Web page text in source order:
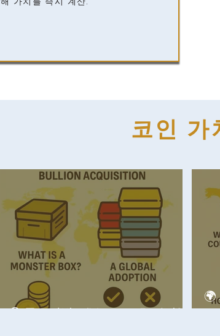
코인
🟡 몬스터박스(Monster Box)란?
🌍